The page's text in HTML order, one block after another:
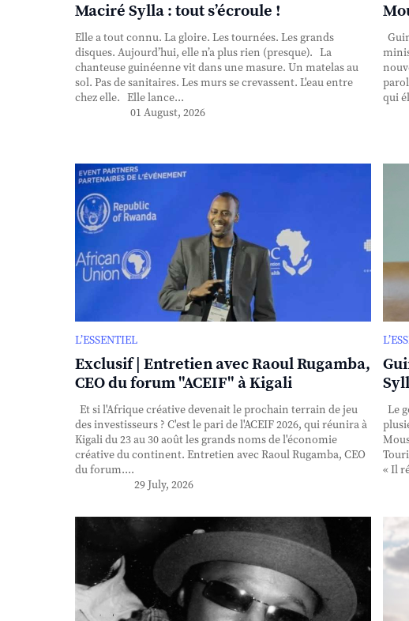
Maciré Sylla : tout s’écroule !
Elle a tout connu. La gloire. Les tournées. Les grands
disques. Aujourd’hui, elle n’a plus rien (presque). La
chanteuse guinéenne vit dans une masure. Un matelas au
sol. Pas de sanitaires. Les murs se crevassent. L'eau entre
chez elle. Elle lance...
01 August, 2026
qui
L’ESSENTIEL
Exclusif | Entretien avec Raoul Rugamba,
CEO du forum "ACEIF" à Kigali
Et si l'Afrique créative devenait le prochain terrain de jeu
des investisseurs ? C'est le pari de l'ACEIF 2026, qui réunira à
Kigali du 23 au 30 août les grands noms de l'économie
créative du continent. Entretien avec Raoul Rugamba, CEO
du forum....
29 July, 2026
Le
« Il